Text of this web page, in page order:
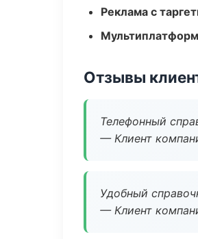
Реклама с
Отзывы
Телефонный
— Клиент
Удобный
— Клиент